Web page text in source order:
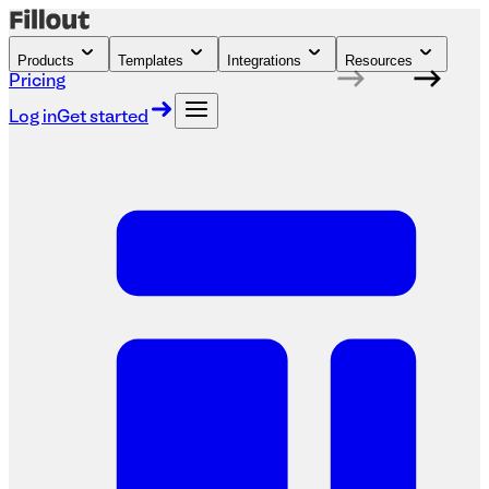
Products Templates Integrations Resources
Pricing
Log inGet started